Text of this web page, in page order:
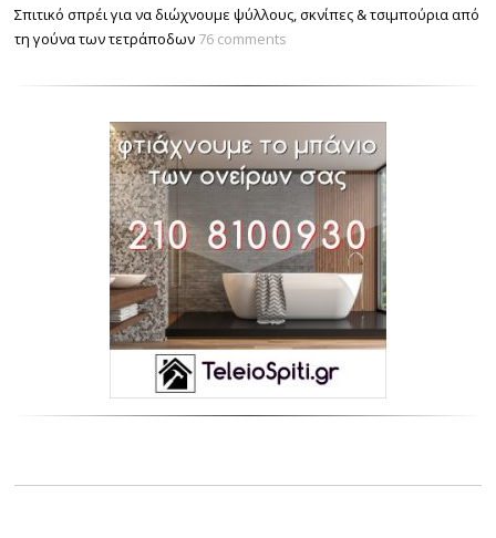
Σπιτικό σπρέι για να διώχνουμε ψύλλους, σκνίπες & τσιμπούρια από
τη γούνα των τετράποδων 76 comments